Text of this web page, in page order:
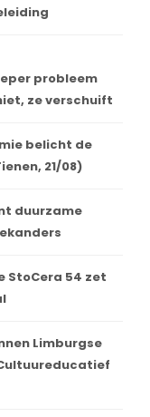
probleem
ze verschuift
belicht de
21/08)
duurzame
StoCera 54 zet
Limburgse